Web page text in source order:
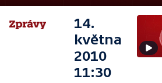
14.
května
2010
11:30